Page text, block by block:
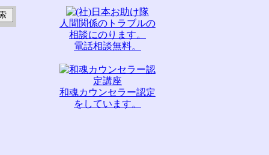
人間関係のトラブルの
相談にのります。
電話相談無料。
和魂カウンセラー認定
をしています。